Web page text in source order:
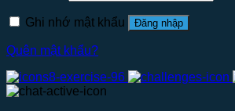
Ghi nhớ mật khẩu Đăng nhập
Quên mật khẩu?